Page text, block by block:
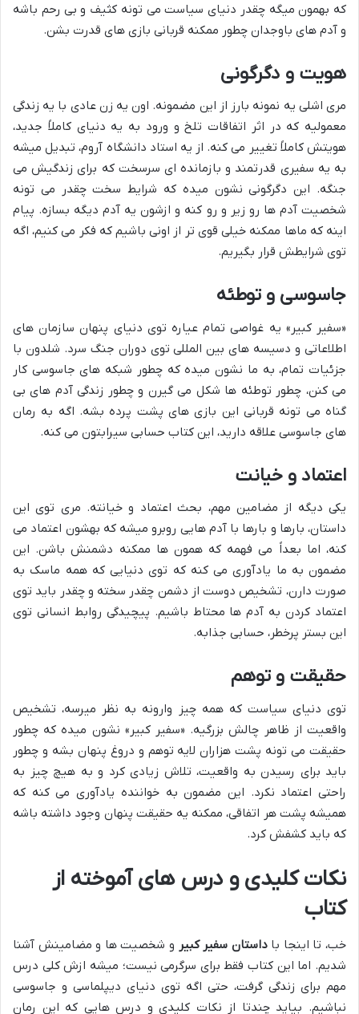
که بهمون میگه چقدر دنیای سیاست می تونه کثیف و بی رحم باشه
و آدم های باوجدان چطور ممکنه قربانی بازی های قدرت بشن.
هویت و دگرگونی
مری اشلی یه نمونه بارز از این مضمونه. اون یه زن عادی با یه زندگی
معمولیه که در اثر اتفاقات تلخ و ورود به یه دنیای کاملاً جدید،
هویتش کاملاً تغییر می کنه. از یه استاد دانشگاه آروم، تبدیل میشه
به یه سفیری قدرتمند و بازمانده ای سرسخت که برای زندگیش می
جنگه. این دگرگونی نشون میده که شرایط سخت چقدر می تونه
شخصیت آدم ها رو زیر و رو کنه و ازشون یه آدم دیگه بسازه. پیام
اینه که ماها ممکنه خیلی قوی تر از اونی باشیم که فکر می کنیم، اگه
توی شرایطش قرار بگیریم.
جاسوسی و توطئه
«سفیر کبیر» یه غواصی تمام عیاره توی دنیای پنهان سازمان های
اطلاعاتی و دسیسه های بین المللی توی دوران جنگ سرد. شلدون با
جزئیات تمام، به ما نشون میده که چطور شبکه های جاسوسی کار
می کنن، چطور توطئه ها شکل می گیرن و چطور زندگی آدم های بی
گناه می تونه قربانی این بازی های پشت پرده بشه. اگه به رمان
های جاسوسی علاقه دارید، این کتاب حسابی سیرابتون می کنه.
اعتماد و خیانت
یکی دیگه از مضامین مهم، بحث اعتماد و خیانته. مری توی این
داستان، بارها و بارها با آدم هایی روبرو میشه که بهشون اعتماد می
کنه، اما بعداً می فهمه که همون ها ممکنه دشمنش باشن. این
مضمون به ما یادآوری می کنه که توی دنیایی که همه ماسک به
صورت دارن، تشخیص دوست از دشمن چقدر سخته و چقدر باید توی
اعتماد کردن به آدم ها محتاط باشیم. پیچیدگی روابط انسانی توی
این بستر پرخطر، حسابی جذابه.
حقیقت و توهم
توی دنیای سیاست که همه چیز وارونه به نظر میرسه، تشخیص
واقعیت از ظاهر چالش بزرگیه. «سفیر کبیر» نشون میده که چطور
حقیقت می تونه پشت هزاران لایه توهم و دروغ پنهان بشه و چطور
باید برای رسیدن به واقعیت، تلاش زیادی کرد و به هیچ چیز به
راحتی اعتماد نکرد. این مضمون به خواننده یادآوری می کنه که
همیشه پشت هر اتفاقی، ممکنه یه حقیقت پنهان وجود داشته باشه
که باید کشفش کرد.
نکات کلیدی و درس های آموخته از
کتاب
خب، تا اینجا باداستان سفیر کبیر و شخصیت ها و مضامینش آشنا
شدیم. اما این کتاب فقط برای سرگرمی نیست؛ میشه ازش کلی درس
مهم برای زندگی گرفت، حتی اگه توی دنیای دیپلماسی و جاسوسی
نباشیم. بیاید چندتا از نکات کلیدی و درس هایی که این رمان